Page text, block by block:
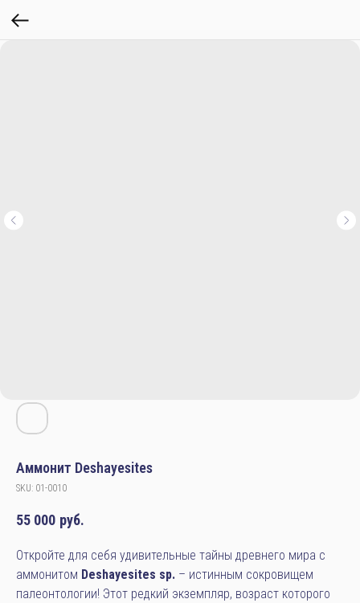
Аммонит Deshayesites
SKU: 01-0010
55 000 руб.
Откройте для себя удивительные тайны древнего мира с
аммонитом Deshayesites sp. – истинным сокровищем
палеонтологии! Этот редкий экземпляр, возраст которого